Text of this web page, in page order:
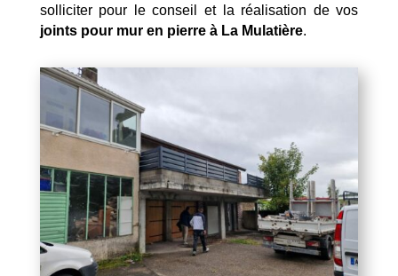
solliciter pour le conseil et la réalisation de vos
joints pour mur en pierre à La Mulatière.